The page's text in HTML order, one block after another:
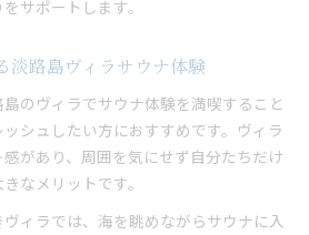
サポートします。
淡路島ヴィラサウナ体験
のヴィラでサウナ体験を満喫すること
シュしたい方におすすめです。ヴィラ
があり、周囲を気にせず自分たちだけ
なメリットです。
ィラでは、海を眺めながらサウナに入